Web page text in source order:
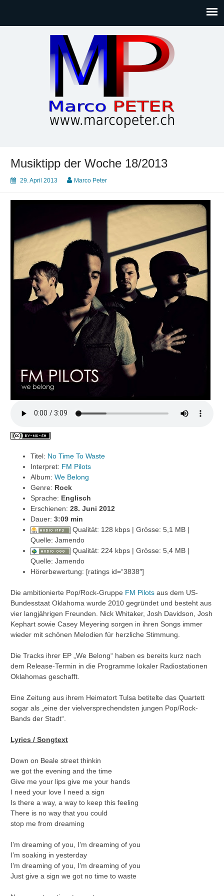
Musiktipp der Woche 18/2013
29. April 2013 Marco Peter
Titel: No Time To Waste
Interpret: FM Pilots
Album: We Belong
Genre: Rock
Sprache: Englisch
Erschienen: 28. Juni 2012
Dauer: 3:09 min
Qualität: 128 kbps | Grösse: 5,1 MB |
Quelle: Jamendo
Qualität: 224 kbps | Grösse: 5,4 MB |
Quelle: Jamendo
Hörerbewertung: [ratings id=“3838″]
Die ambitionierte Pop/Rock-Gruppe FM Pilots aus dem US-
Bundesstaat Oklahoma wurde 2010 gegründet und besteht aus
vier langjährigen Freunden. Nick Whitaker, Josh Davidson, Josh
Kephart sowie Casey Meyering sorgen in ihren Songs immer
wieder mit schönen Melodien für herzliche Stimmung.
Die Tracks ihrer EP „We Belong“ haben es bereits kurz nach
dem Release-Termin in die Programme lokaler Radiostationen
Oklahomas geschafft.
Eine Zeitung aus ihrem Heimatort Tulsa betitelte das Quartett
sogar als „eine der vielversprechendsten jungen Pop/Rock-
Bands der Stadt“.
Lyrics / Songtext
Down on Beale street thinkin
we got the evening and the time
Give me your lips give me your hands
I need your love I need a sign
Is there a way, a way to keep this feeling
There is no way that you could
stop me from dreaming
I’m dreaming of you, I’m dreaming of you
I’m soaking in yesterday
I’m dreaming of you, I’m dreaming of you
Just give a sign we got no time to waste